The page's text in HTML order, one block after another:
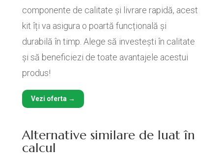
componente de calitate și livrare rapidă, acest
kit îți va asigura o poartă funcțională și
durabilă în timp. Alege să investești în calitate
și să beneficiezi de toate avantajele acestui
produs!
Vezi oferta →
Alternative similare de luat în
calcul